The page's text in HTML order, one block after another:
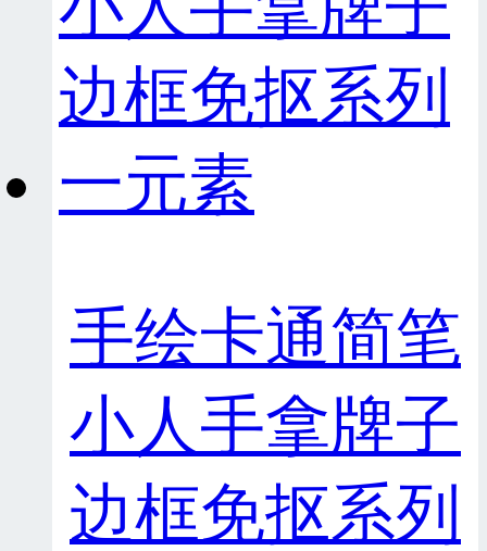
手绘卡通简笔
小人手拿牌子
边框免抠系列